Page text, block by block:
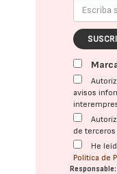
avisos
de
He
Política de
Responsable: